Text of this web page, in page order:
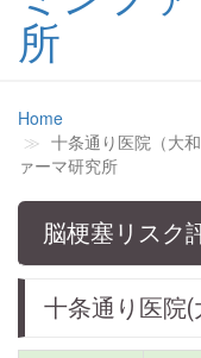
Home
十条通り医院（大
ァーマ研究所
脳梗塞リスク
十条通り医院(